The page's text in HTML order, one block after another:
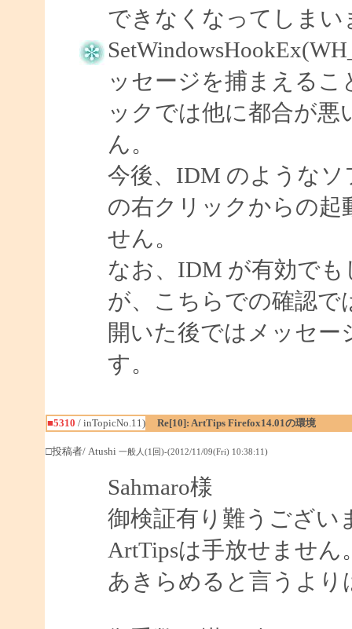
できなくなってしまい
ッセージを捕まえる
ックでは他に都合が
ん。
今後、IDM のような
の右クリックからの起
せん。
なお、IDM が有効で
が、こちらでの確認で
開いた後ではメッセ
す。
■5310 / inTopicNo.11) Re[10]: ArtTips Firefox14.01の環境
□投稿者/ Atushi 一般人(1回)-(2012/11/09(Fri) 10:38:11)
Sahmaro様
御検証有り難うござい
ArtTipsは手放せませ
あきらめると言うよ